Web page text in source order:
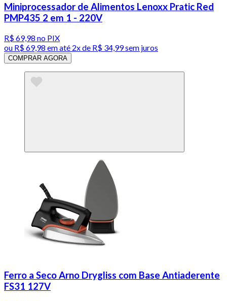
Miniprocessador de Alimentos Lenoxx Pratic Red
PMP435 2 em 1 - 220V
R$ 69,98 no PIX
ou R$ 69,98 em até 2x de R$ 34,99 sem juros
COMPRAR AGORA
Ferro a Seco Arno Drygliss com Base Antiaderente
FS31 127V